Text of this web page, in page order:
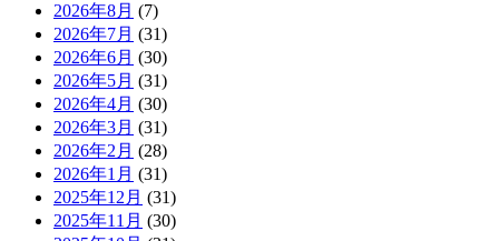
2026年8月 (7)
2026年7月 (31)
2026年6月 (30)
2026年5月 (31)
2026年4月 (30)
2026年3月 (31)
2026年2月 (28)
2026年1月 (31)
2025年12月 (31)
2025年11月 (30)